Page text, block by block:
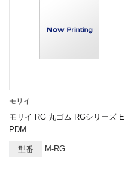
モリイ
モリイ RG 丸ゴム RGシリーズ E
PDM
型番 M-RG